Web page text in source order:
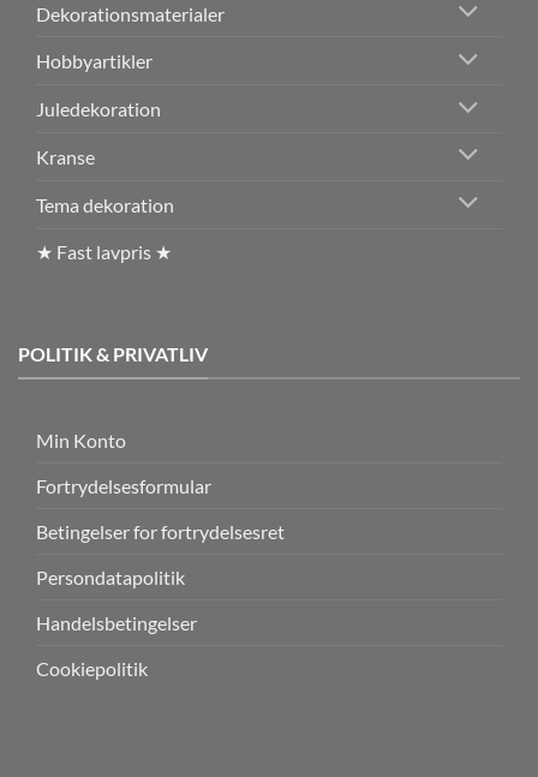
Dekorationsmaterialer
Hobbyartikler
Juledekoration
Kranse
Tema dekoration
★ Fast lavpris ★
POLITIK & PRIVATLIV
Min Konto
Fortrydelsesformular
Betingelser for fortrydelsesret
Persondatapolitik
Handelsbetingelser
Cookiepolitik